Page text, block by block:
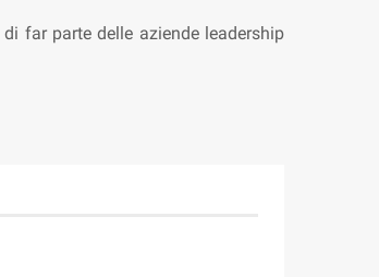
far parte delle aziende leadership